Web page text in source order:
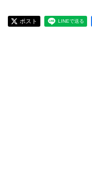
ポスト LINEで送る